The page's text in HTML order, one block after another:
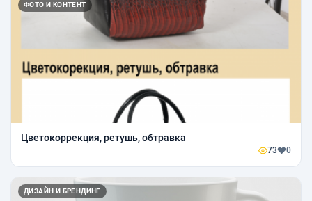
ФОТО И КОНТЕНТ
Цветокоррекция, ретушь, обтравка
73 0
ДИЗАЙН И БРЕНДИНГ